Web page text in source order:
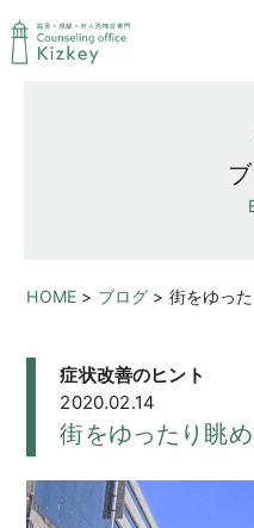
HOME > ブログ > 街をゆっ
症状改善のヒント
2020.02.14
街をゆったり眺